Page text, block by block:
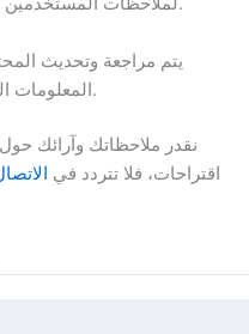
يتم مراجعة وتحديث
المعلومات الحديثة والمحتوى المتطور.
نقدر ملاحظاتك وآرائك
اقتراحات، فلا تتردد في